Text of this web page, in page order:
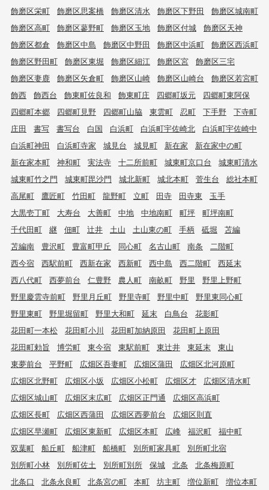
飾磨区栄町 飾磨区思案橋 飾磨区清水 飾磨区下野田
飾磨区城南町
飾磨区高町
飾磨区蓼野町 飾磨区玉地 飾磨区付城
飾磨区天神
飾磨区都倉
飾磨区中島 飾磨区中野田 飾磨区中浜町
飾磨区西浜町
飾磨区野田町
飾磨区東堀 飾磨区細江 飾磨区宮
飾磨区三宅
飾磨区妻鹿
飾磨区矢倉町 飾磨区山崎 飾磨区山崎台
飾磨区若宮町
飾西
飾西台 飾東町佐良和 飾東町庄 四郷町坂元
四郷町東阿保
四郷町本郷
四郷町見野 四郷町山脇 東雲町 忍町 下手野
下寺町
庄田
書写 書写台 白国 白浜町 白浜町宇佐崎北
白浜町宇佐崎中
白浜町神田
白浜町寺家 城見台 城見町 新在家
新在家中の町
新在家本町
神和町 実法寺 十二所前町 城東町京口台
城東町清水
城東町竹之門
城東町毘沙門 城北新町 城北本町 菅生台
総社本町
高尾町
鷹匠町 竹田町 龍野町 立町 田寺 田寺東
玉手
大黒壱丁町
大寿台 大善町 中地 中地南町 町坪
町坪南町
千代田町
継 佃町 辻井 土山 土山東の町 手柄 砥堀
苫編
苫編南
豊沢町 豊富町甲丘 同心町 名古山町 南条
二階町
西今宿
西駅前町 西新在家 西新町 西中島 西二階町
西延末
西八代町
西夢前台 仁豊野 農人町 南畝町 野里
野里上野町
野里慶雲寺前町
野里月丘町 野里寺町 野里中町
野里東同心町
野里東町
野里堀留町 野里大和町 延末 白鳥台
花影町
花田町一本松
花田町小川 花田町加納原田
花田町上原田
花田町勅旨
博労町 東今宿 東駅前町 東辻井 東延末
東山
東夢前台
平野町 広畑区吾妻町 広畑区蒲田
広畑区北河原町
広畑区北野町
広畑区小坂 広畑区小松町 広畑区才
広畑区清水町
広畑区城山町
広畑区末広町 広畑区正門通
広畑区高浜町
広畑区長町
広畑区西蒲田 広畑区西夢前台
広畑区則直
広畑区早瀬町
広畑区東新町 広畑区本町 広峰 福沢町
福中町
双葉町
船丘町 船津町 船橋町 別所町家具町
別所町北宿
別所町小林
別所町佐土 別所町別所 保城 北条
北条梅原町
北条口
北条永良町 北条宮の町 本町 坊主町 増位新町
増位本町